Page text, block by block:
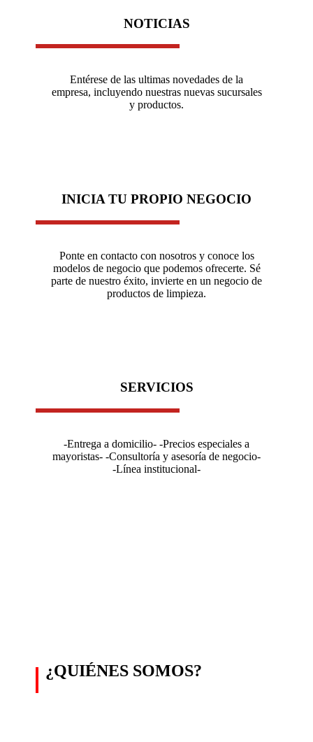
NOTICIAS
Entérese de las ultimas novedades de la
empresa, incluyendo nuestras nuevas sucursales
y productos.
INICIA TU PROPIO NEGOCIO
Ponte en contacto con nosotros y conoce los
modelos de negocio que podemos ofrecerte. Sé
parte de nuestro éxito, invierte en un negocio de
productos de limpieza.
SERVICIOS
-Entrega a domicilio- -Precios especiales a
mayoristas- -Consultoría y asesoría de negocio-
-Línea institucional-
¿QUIÉNES SOMOS?